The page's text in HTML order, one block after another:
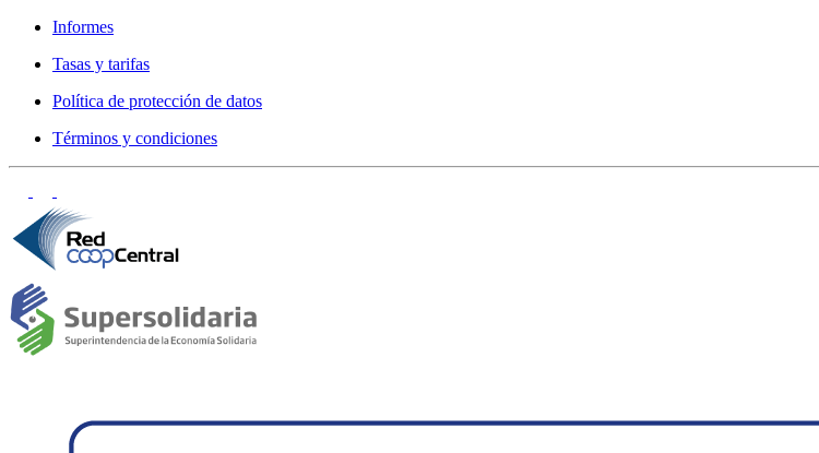
Informes
Tasas y tarifas
Política de protección de datos
Términos y condiciones